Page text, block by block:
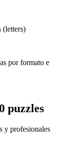
(letters)
por formato e
puzzles
y profesionales